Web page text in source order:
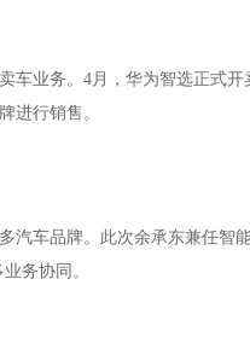
车业务。4月，华为智选
行销售。
多汽车品牌。此次余承东兼
协同。